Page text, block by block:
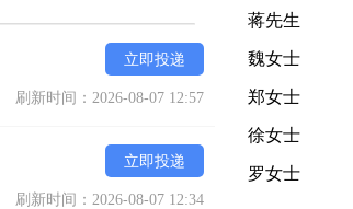
立即投递
刷新时间：2026-08-07 12:57
立即投递
刷新时间：2026-08-07 12:34
蒋先生
魏女士
郑女士
徐女士
罗女士